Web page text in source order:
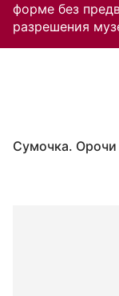
форме без
разрешения
Сумочка. Орочи